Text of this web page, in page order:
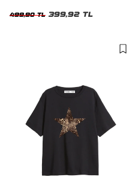
499,90 TL 399,92 TL